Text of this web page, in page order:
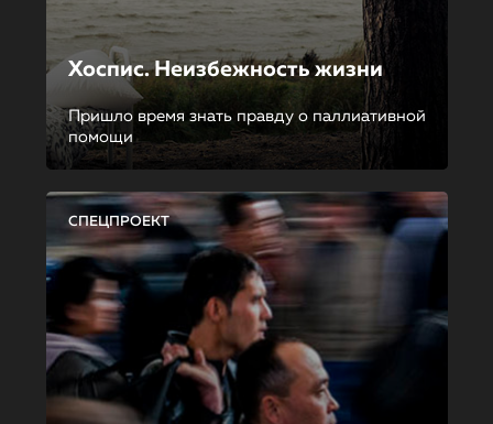
Хоспис. Неизбежность жизни
Пришло время знать правду о паллиативной
помощи
СПЕЦПРОЕКТ